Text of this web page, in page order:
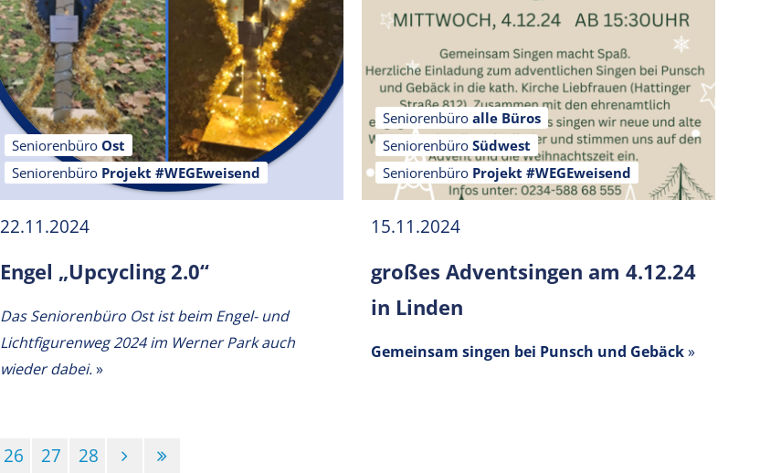
Seniorenbüro Ost
Seniorenbüro Projekt #WEGEweisend
22.11.2024
Engel „Upcycling 2.0“
Das Seniorenbüro Ost ist beim Engel- und
Lichtfigurenweg 2024 im Werner Park auch
wieder dabei.»
Seniorenbüroalle Büros
SeniorenbüroSüdwest
Seniorenbüro Projekt #WEGEweisend
15.11.2024
großes Adventsingen am 4.12.24
in Linden
Gemeinsam singen bei Punsch und Gebäck»
26 27 28